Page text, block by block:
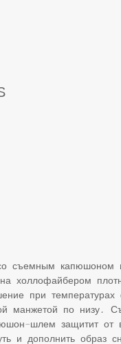
со съемным
холлофайбером
при
манжетой по низу.
шлем защитит
и дополнить образ